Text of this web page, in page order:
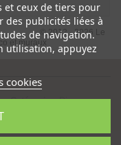
© 2012 - 2026 Le
et muraux
-Catégorie:Dinosaures-
et ceux de tiers pour
des publicités liées à
de navigation.
utilisation, appuyez
cookies